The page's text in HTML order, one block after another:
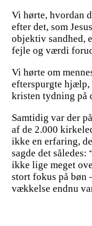
Vi hørte, hvordan
efter det, som
objektiv sandhed,
fejle og værdi
Vi hørte om
efterspurgte hjælp,
kristen tydning på
Samtidig var der
af de 2.000
ikke en erfaring,
sagde det således:
ikke lige meget
stort fokus på bøn
vækkelse endnu